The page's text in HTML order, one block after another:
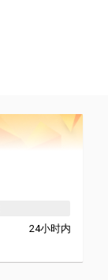
24小时内